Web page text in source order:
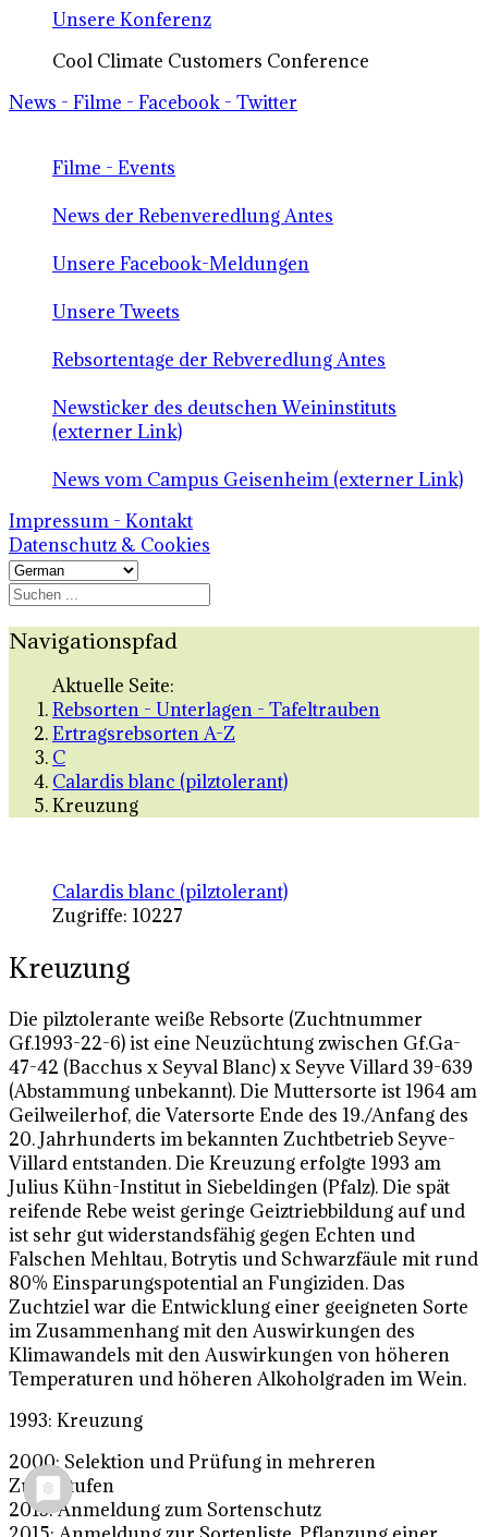
Unsere Konferenz
Cool Climate Customers Conference
News - Filme - Facebook - Twitter
Filme - Events
News der Rebenveredlung Antes
Unsere Facebook-Meldungen
Unsere Tweets
Rebsortentage der Rebveredlung Antes
Newsticker des deutschen Weininstituts
(externer Link)
News vom Campus Geisenheim (externer Link)
Impressum - Kontakt
Datenschutz & Cookies
Navigationspfad
Aktuelle Seite:
Rebsorten - Unterlagen - Tafeltrauben
Ertragsrebsorten A-Z
C
Calardis blanc (pilztolerant)
Kreuzung
Calardis blanc (pilztolerant)
Zugriffe: 10227
Kreuzung
Die pilztolerante weiße Rebsorte (Zuchtnummer
Gf.1993-22-6) ist eine Neuzüchtung zwischen Gf.Ga-
47-42 (Bacchus x Seyval Blanc) x Seyve Villard 39-639
(Abstammung unbekannt). Die Muttersorte ist 1964 am
Geilweilerhof, die Vatersorte Ende des 19./Anfang des
20. Jahrhunderts im bekannten Zuchtbetrieb Seyve-
Villard entstanden. Die Kreuzung erfolgte 1993 am
Julius Kühn-Institut in Siebeldingen (Pfalz). Die spät
reifende Rebe weist geringe Geiztriebbildung auf und
ist sehr gut widerstandsfähig gegen Echten und
Falschen Mehltau, Botrytis und Schwarzfäule mit rund
80% Einsparungspotential an Fungiziden. Das
Zuchtziel war die Entwicklung einer geeigneten Sorte
im Zusammenhang mit den Auswirkungen des
Klimawandels mit den Auswirkungen von höheren
Temperaturen und höheren Alkoholgraden im Wein.
1993: Kreuzung
2000: Selektion und Prüfung in mehreren
Zuchtstufen
2013: Anmeldung zum Sortenschutz